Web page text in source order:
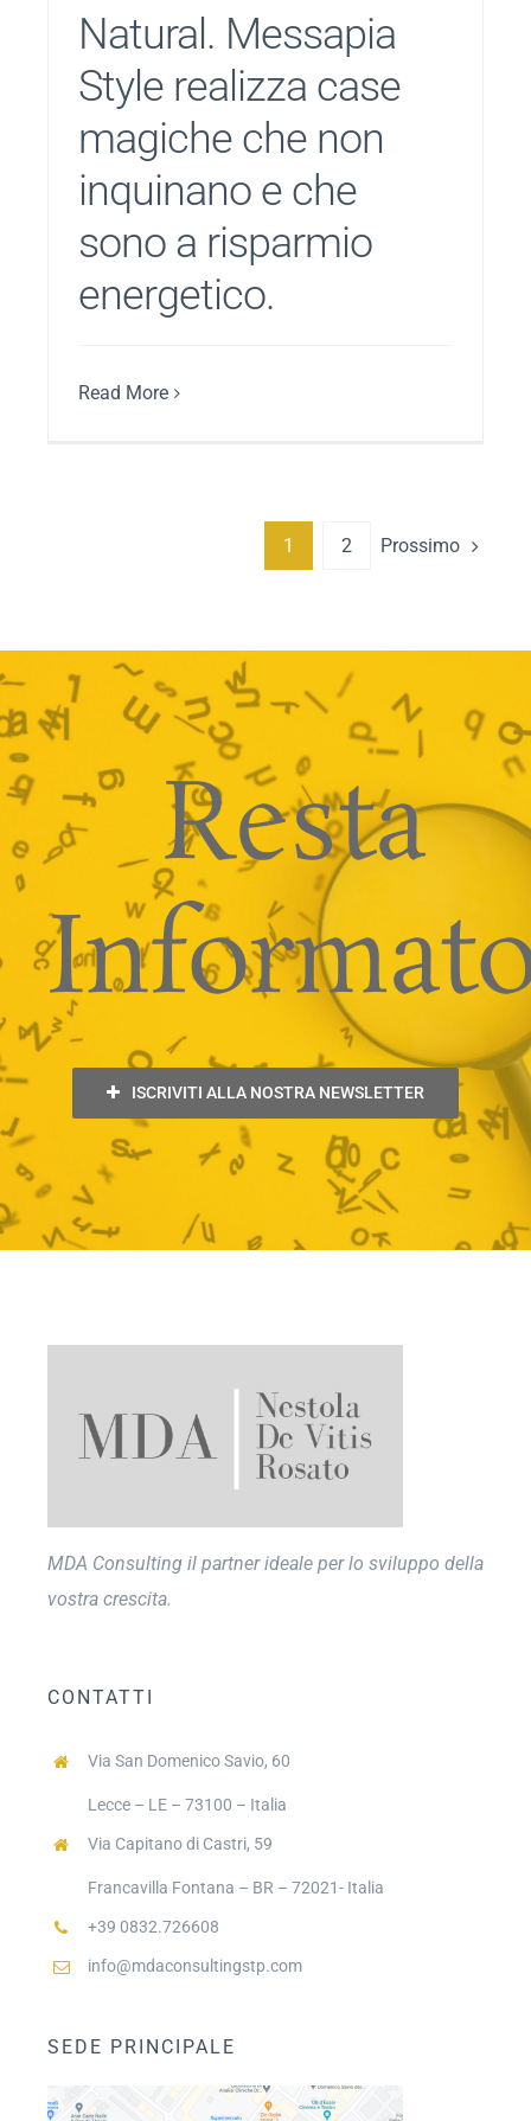
Natural. Messapia
Style realizza case
magiche che non
inquinano e che
sono a risparmio
energetico.
Read More
1 2 Prossimo
Resta
ISCRIVITI ALLA NOSTRA NEWSLETTER
MDA Consulting il partner ideale per lo sviluppo della
vostra crescita.
CONTATTI
Via San Domenico Savio, 60
Lecce – LE – 73100 – Italia
Via Capitano di Castri, 59
Francavilla Fontana – BR – 72021- Italia
+39 0832.726608
info@mdaconsultingstp.com
SEDE PRINCIPALE